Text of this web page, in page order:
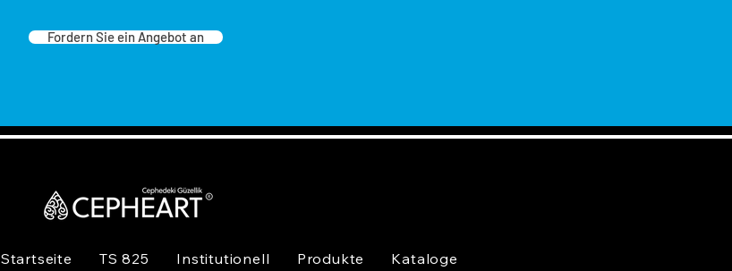
Fordern Sie ein Angebot an
Startseite TS 825 Institutionell Produkte Kataloge